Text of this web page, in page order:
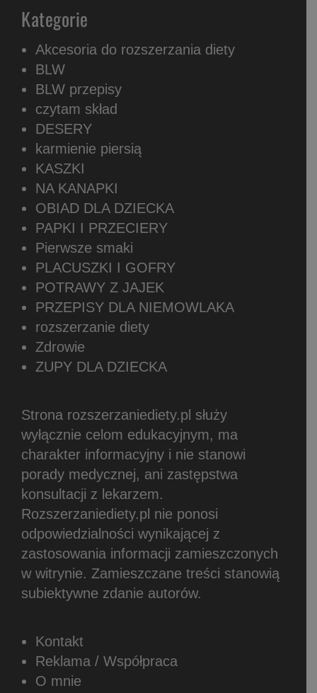
Kategorie
Akcesoria do rozszerzania diety
BLW
BLW przepisy
czytam skład
DESERY
karmienie piersią
KASZKI
NA KANAPKI
OBIAD DLA DZIECKA
PAPKI I PRZECIERY
Pierwsze smaki
PLACUSZKI I GOFRY
POTRAWY Z JAJEK
PRZEPISY DLA NIEMOWLAKA
rozszerzanie diety
Zdrowie
ZUPY DLA DZIECKA
Strona rozszerzaniediety.pl służy
wyłącznie celom edukacyjnym, ma
charakter informacyjny i nie stanowi
porady medycznej, ani zastępstwa
konsultacji z lekarzem.
Rozszerzaniediety.pl nie ponosi
odpowiedzialności wynikającej z
zastosowania informacji zamieszczonych
w witrynie. Zamieszczane treści stanowią
subiektywne zdanie autorów.
Kontakt
Reklama / Współpraca
O mnie